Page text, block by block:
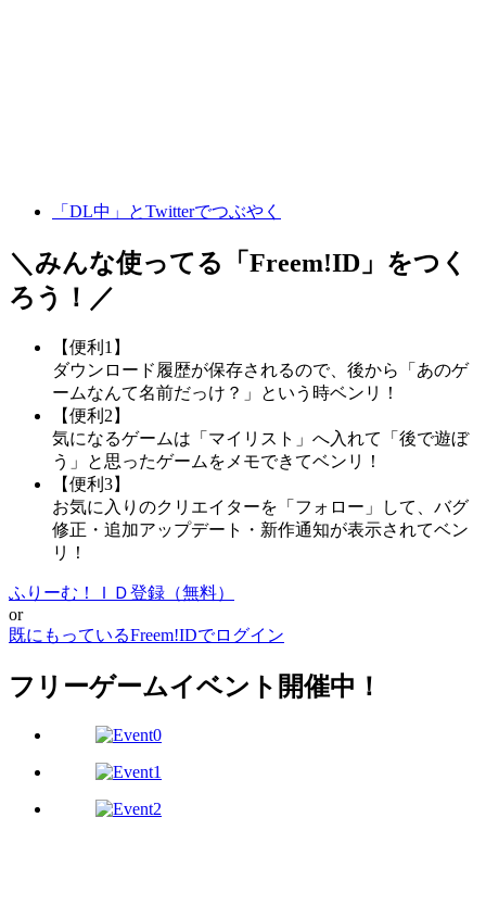
「DL中」とTwitterでつぶやく
＼みんな使ってる「 Freem!ID 」をつく
ろう！／
【便利1】
ダウンロード履歴が保存されるので、後から「あのゲ
ームなんて名前だっけ？」という時ベンリ！
【便利2】
気になるゲームは「マイリスト」へ入れて「後で遊ぼ
う」と思ったゲームをメモできてベンリ！
【便利3】
お気に入りのクリエイターを「フォロー」して、バグ
修正・追加アップデート・新作通知が表示されてベン
リ！
ふりーむ！ＩＤ登録（無料）
or
既にもっているFreem!IDでログイン
フリーゲームイベント開催中！